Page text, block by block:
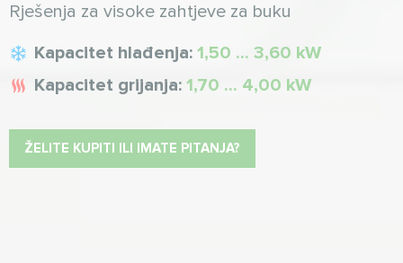
Rješenja za visoke zahtjeve za buku
Kapacitet hlađenja: 1,50 ... 3,60 kW
Kapacitet grijanja: 1,70 ... 4,00 kW
ŽELITE KUPITI ILI IMATE PITANJA?